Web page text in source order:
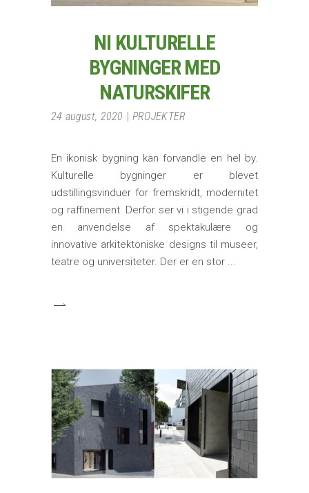
NI KULTURELLE
BYGNINGER MED
NATURSKIFER
24 august, 2020 PROJEKTER
En ikonisk bygning kan forvandle en hel by.
Kulturelle bygninger er blevet
udstillingsvinduer for fremskridt, modernitet
og raffinement. Derfor ser vi i stigende grad
en anvendelse af spektakulære og
innovative arkitektoniske designs til museer,
teatre og universiteter. Der er en stor